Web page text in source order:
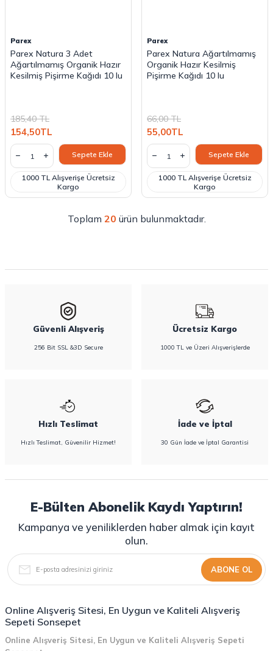
Parex
Parex Natura 3 Adet
Ağartılmamış Organik Hazır
Kesilmiş Pişirme Kağıdı 10 lu
185,40TL
154,50TL
Sepete Ekle
1000 TL Alışverişe Ücretsiz
Kargo
Parex
Parex Natura Ağartılmamış
Organik Hazır Kesilmiş
Pişirme Kağıdı 10 lu
66,00TL
55,00TL
Sepete Ekle
1000 TL Alışverişe Ücretsiz
Kargo
Toplam 20 ürün bulunmaktadır.
Güvenli Alışveriş
256 Bit SSL &3D Secure
Ücretsiz Kargo
1000 TL ve Üzeri Alışverişlerde
Hızlı Teslimat
Hızlı Teslimat, Güvenilir Hizmet!
İade ve İptal
30 Gün İade ve İptal Garantisi
E-Bülten Abonelik Kaydı Yaptırın!
Kampanya ve yeniliklerden haber almak için kayıt
olun.
ABONE OL
Online Alışveriş Sitesi, En Uygun ve Kaliteli Alışveriş
Sepeti Sonsepet
Online Alışveriş Sitesi, En Uygun ve Kaliteli Alışveriş Sepeti